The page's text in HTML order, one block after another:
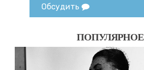
Обсудить
ПОПУЛЯРНОЕ